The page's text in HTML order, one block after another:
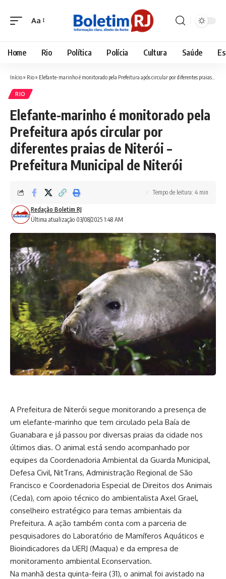
Font
Aa
Home Rio Política Polícia Cultura Saúde
Início» Rio» Elefante-marinho é monitorado pela Prefeitura após circular por diferentes praias de Niterói – Prefeitura Municipal de Niterói
RIO
Elefante-marinho é monitorado pela
Prefeitura após circular por
diferentes praias de Niterói –
Prefeitura Municipal de Niterói
Última atualização 03/08/2025 1:48 AM
Redação Boletim RJ
Tempo de leitura: 4 min
A Prefeitura de Niterói segue monitorando a presença de
um elefante-marinho que tem circulado pela Baía de
Guanabara e já passou por diversas praias da cidade nos
últimos dias. O animal está sendo acompanhado por
equipes da Coordenadoria Ambiental da Guarda Municipal,
Defesa Civil, NitTrans, Administração Regional de São
Francisco e Coordenadoria Especial de Direitos dos Animais
(Ceda), com apoio técnico do ambientalista Axel Grael,
conselheiro estratégico para temas ambientais da
Prefeitura. A ação também conta com a parceria de
pesquisadores do Laboratório de Mamíferos Aquáticos e
Bioindicadores da UERJ (Maqua) e da empresa de
monitoramento ambiental Econservation.
Na manhã desta quinta-feira (31), o animal foi avistado na